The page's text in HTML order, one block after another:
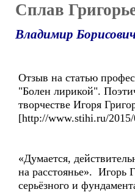
Сплав
Владимир
Отзыв на статью
"Болен лирикой".
творчестве Игоря
[http://www.stihi.ru/
«Думается,
на расстоянье». Игорь
серьёзного и